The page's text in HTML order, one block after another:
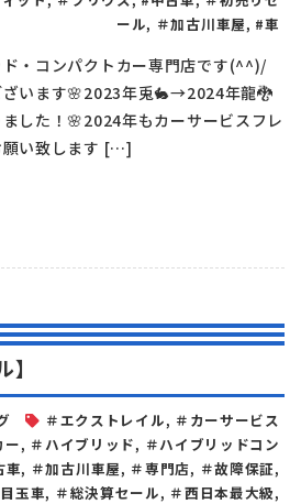
ール, ＃加古川車屋, #車
・コンパクトカー専門店です(^^)/
ざいます🌸2023年兎🐇→2024年龍🐉
した！🌸2024年もカーサービスフレ
願い致します […]
＃エクストレイル, ＃カーサービス
ー, ＃ハイブリッド, ＃ハイブリッドコン
車, ＃加古川車屋, ＃専門店, ＃故障保証,
玉車, ＃総決算セール, ＃西日本最大級,